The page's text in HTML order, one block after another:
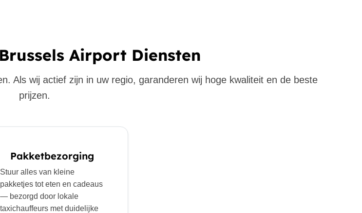
Airport Diensten
Als wij actief zijn in uw regio, garanderen wij hoge kwaliteit en de beste
prijzen.
Pakketbezorging
Stuur alles van kleine
pakketjes tot eten en cadeaus
— bezorgd door lokale
taxichauffeurs met duidelijke